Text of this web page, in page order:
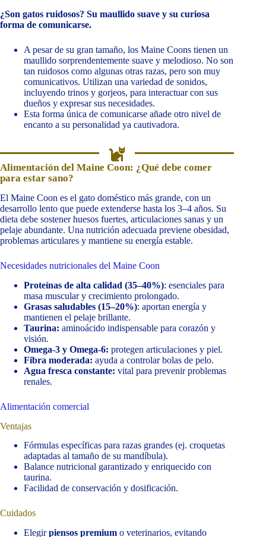
¿Son gatos ruidosos? Su maullido suave y su curiosa
forma de comunicarse.
A pesar de su gran tamaño, los Maine Coons tienen un
maullido sorprendentemente suave y melodioso. No son
tan ruidosos como algunas otras razas, pero son muy
comunicativos. Utilizan una variedad de sonidos,
incluyendo trinos y gorjeos, para interactuar con sus
dueños y expresar sus necesidades.
Esta forma única de comunicarse añade otro nivel de
encanto a su personalidad ya cautivadora.
Alimentación del Maine Coon: ¿Qué debe comer
para estar sano?
El Maine Coon es el gato doméstico más grande, con un
desarrollo lento que puede extenderse hasta los 3–4 años. Su
dieta debe sostener huesos fuertes, articulaciones sanas y un
pelaje abundante. Una nutrición adecuada previene obesidad,
problemas articulares y mantiene su energía estable.
Necesidades nutricionales del Maine Coon
Proteínas de alta calidad (35–40%): esenciales para
masa muscular y crecimiento prolongado.
Grasas saludables (15–20%): aportan energía y
mantienen el pelaje brillante.
Taurina: aminoácido indispensable para corazón y
visión.
Omega-3 y Omega-6: protegen articulaciones y piel.
Fibra moderada: ayuda a controlar bolas de pelo.
Agua fresca constante: vital para prevenir problemas
renales.
Alimentación comercial
Ventajas
Fórmulas específicas para razas grandes (ej. croquetas
adaptadas al tamaño de su mandíbula).
Balance nutricional garantizado y enriquecido con
taurina.
Facilidad de conservación y dosificación.
Cuidados
Elegirpiensos premium o veterinarios, evitando